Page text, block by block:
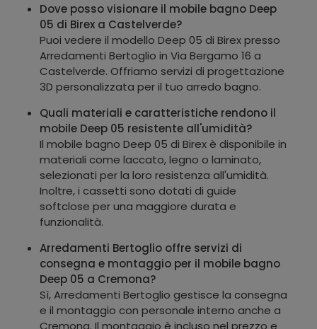
Dove posso visionare il mobile bagno Deep
05 di Birex a Castelverde?
Puoi vedere il modello Deep 05 di Birex presso
Arredamenti Bertoglio in Via Bergamo 16 a
Castelverde. Offriamo servizi di progettazione
3D personalizzata per il tuo arredo bagno.
Quali materiali e caratteristiche rendono il
mobile Deep 05 resistente all'umidità?
Il mobile bagno Deep 05 di Birex è disponibile in
materiali come laccato, legno o laminato,
selezionati per la loro resistenza all'umidità.
Inoltre, i cassetti sono dotati di guide
softclose per una maggiore durata e
funzionalità.
Arredamenti Bertoglio offre servizi di
consegna e montaggio per il mobile bagno
Deep 05 a Cremona?
Sì, Arredamenti Bertoglio gestisce la consegna
e il montaggio con personale interno anche a
Cremona. Il montaggio è incluso nel prezzo e